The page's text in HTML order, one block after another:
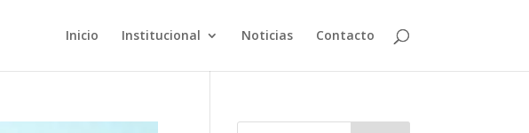
Inicio Institucional Noticias Contacto